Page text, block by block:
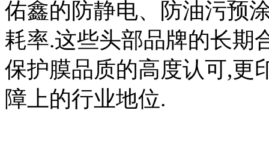
佑鑫的防静电、防油污预
耗率.这些头部品牌的长期
保护膜品质的高度认可,更
障上的行业地位.